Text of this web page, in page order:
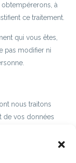
à
ce traitement.
qui vous êtes,
pas modifier ni
nous traitons
de vos données